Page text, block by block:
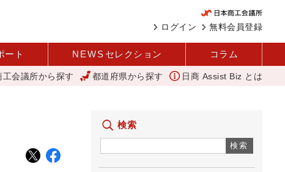
無料会員登録
ログイン
ート NEWS セレクション コラム
態基本調査 1社当たり売上高2.1億円に 中企庁 「あったらいいね」を
工会議所から探す 都道府県から探す 日商 Assist Biz とは
検索
検索